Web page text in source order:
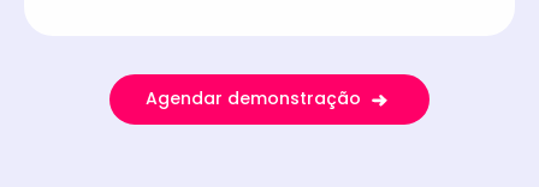
Agendar demonstração